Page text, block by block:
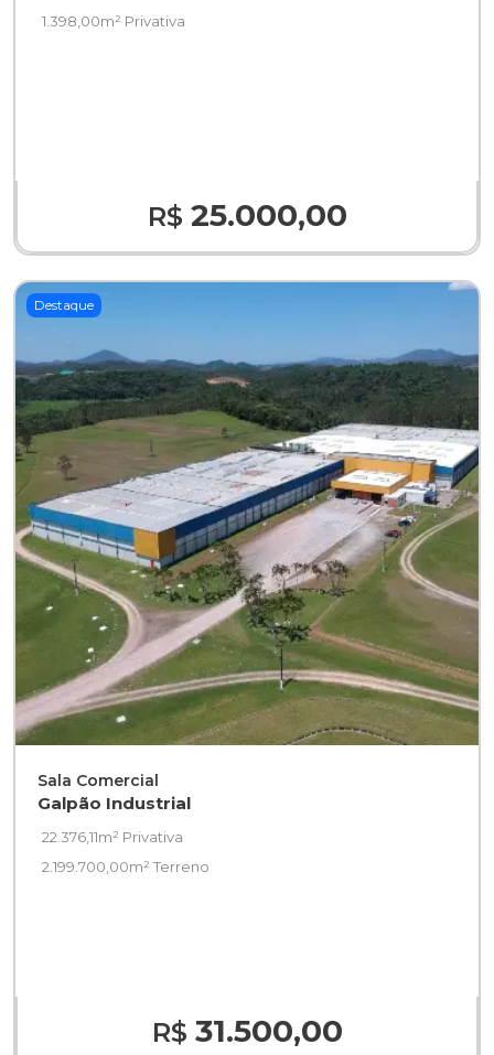
1.398,00m² Privativa
R$ 25.000,00
Destaque
Sala Comercial
Galpão Industrial
22.376,11m² Privativa
2.199.700,00m² Terreno
R$ 31.500,00